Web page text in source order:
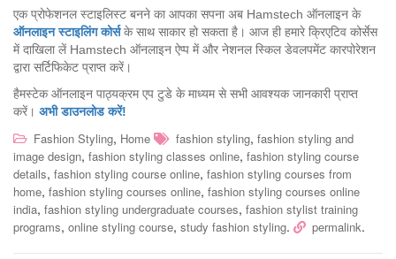
एक प्रोफेशनल स्टाइलिस्ट बनने का आपका सपना अब Hamstech ऑनलाइन के
ऑनलाइन स्टाइलिंग कोर्सके साथ साकार हो सकता है। आज ही हमारे क्रिएटिव कोर्सेस
में दाखिला लें Hamstech ऑनलाइन ऐप्प में और नेशनल स्किल डेवलपमेंट कारपोरेशन
द्वारा सर्टिफिकेट प्राप्त करें।
हैमस्टेक ऑनलाइन पाठ्यक्रम एप टुडे के माध्यम से सभी आवश्यक जानकारी प्राप्त
करें। अभी डाउनलोड करें!
Fashion Styling, Home fashion styling, fashion styling and
image design, fashion styling classes online, fashion styling course
details, fashion styling course online, fashion styling courses from
home, fashion styling courses online, fashion styling courses online
india, fashion styling undergraduate courses, fashion stylist training
programs, online styling course, study fashion styling. permalink.